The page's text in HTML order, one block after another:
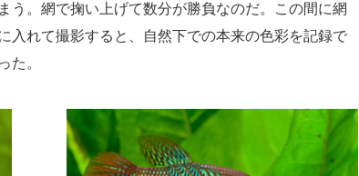
う。網で掬い上げて数分が勝負なのだ。この間に網
入れて撮影すると、自然下での本来の色彩を記録で
た。